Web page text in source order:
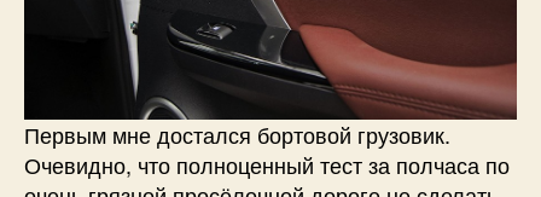
Первым мне достался бортовой грузовик.
Очевидно, что полноценный тест за полчаса по